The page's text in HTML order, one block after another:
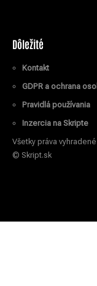
Dôležité
Kontakt
GDPR a ochrana
Pravidlá používania
Inzercia na Skripte
Všetky práva vyhradené
© Skript.sk